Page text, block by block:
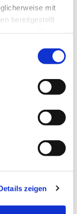
mit
bereitgestellt
zeigen
wurden.
aufgebaut,
mehr zu den
fängt an
Auch für